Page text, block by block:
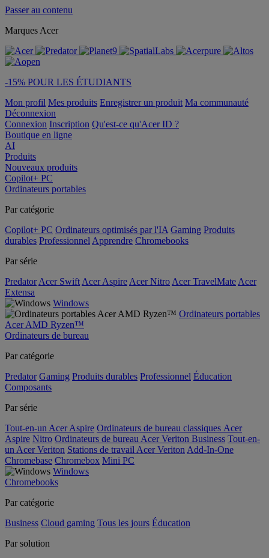
Passer au contenu
Marques Acer
-15% POUR LES ÉTUDIANTS
Mon profil Mes produits Enregistrer un produit Ma communauté
Déconnexion
Connexion Inscription Qu'est-ce qu'Acer ID ?
Boutique en ligne
AI
Produits
Nouveaux produits
Copilot+ PC
Ordinateurs portables
Par catégorie
Copilot+ PC Ordinateurs optimisés par l'IA Gaming Produits
durables Professionnel Apprendre Chromebooks
Par série
Predator Acer Swift Acer Aspire Acer Nitro Acer TravelMate Acer
Extensa
Windows
Ordinateurs portables
Acer AMD Ryzen™
Ordinateurs de bureau
Par catégorie
Predator Gaming Produits durables Professionnel Éducation
Composants
Par série
Tout-en-un Acer Aspire Ordinateurs de bureau classiques Acer
Aspire Nitro Ordinateurs de bureau Acer Veriton Business Tout-en-
un Acer Veriton Stations de travail Acer Veriton Add-In-One
Chromebase Chromebox Mini PC
Windows
Chromebooks
Par catégorie
Business Cloud gaming Tous les jours Éducation
Par solution